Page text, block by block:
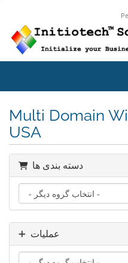
Multi Domain
USA
دسته بندی ها
عملیات